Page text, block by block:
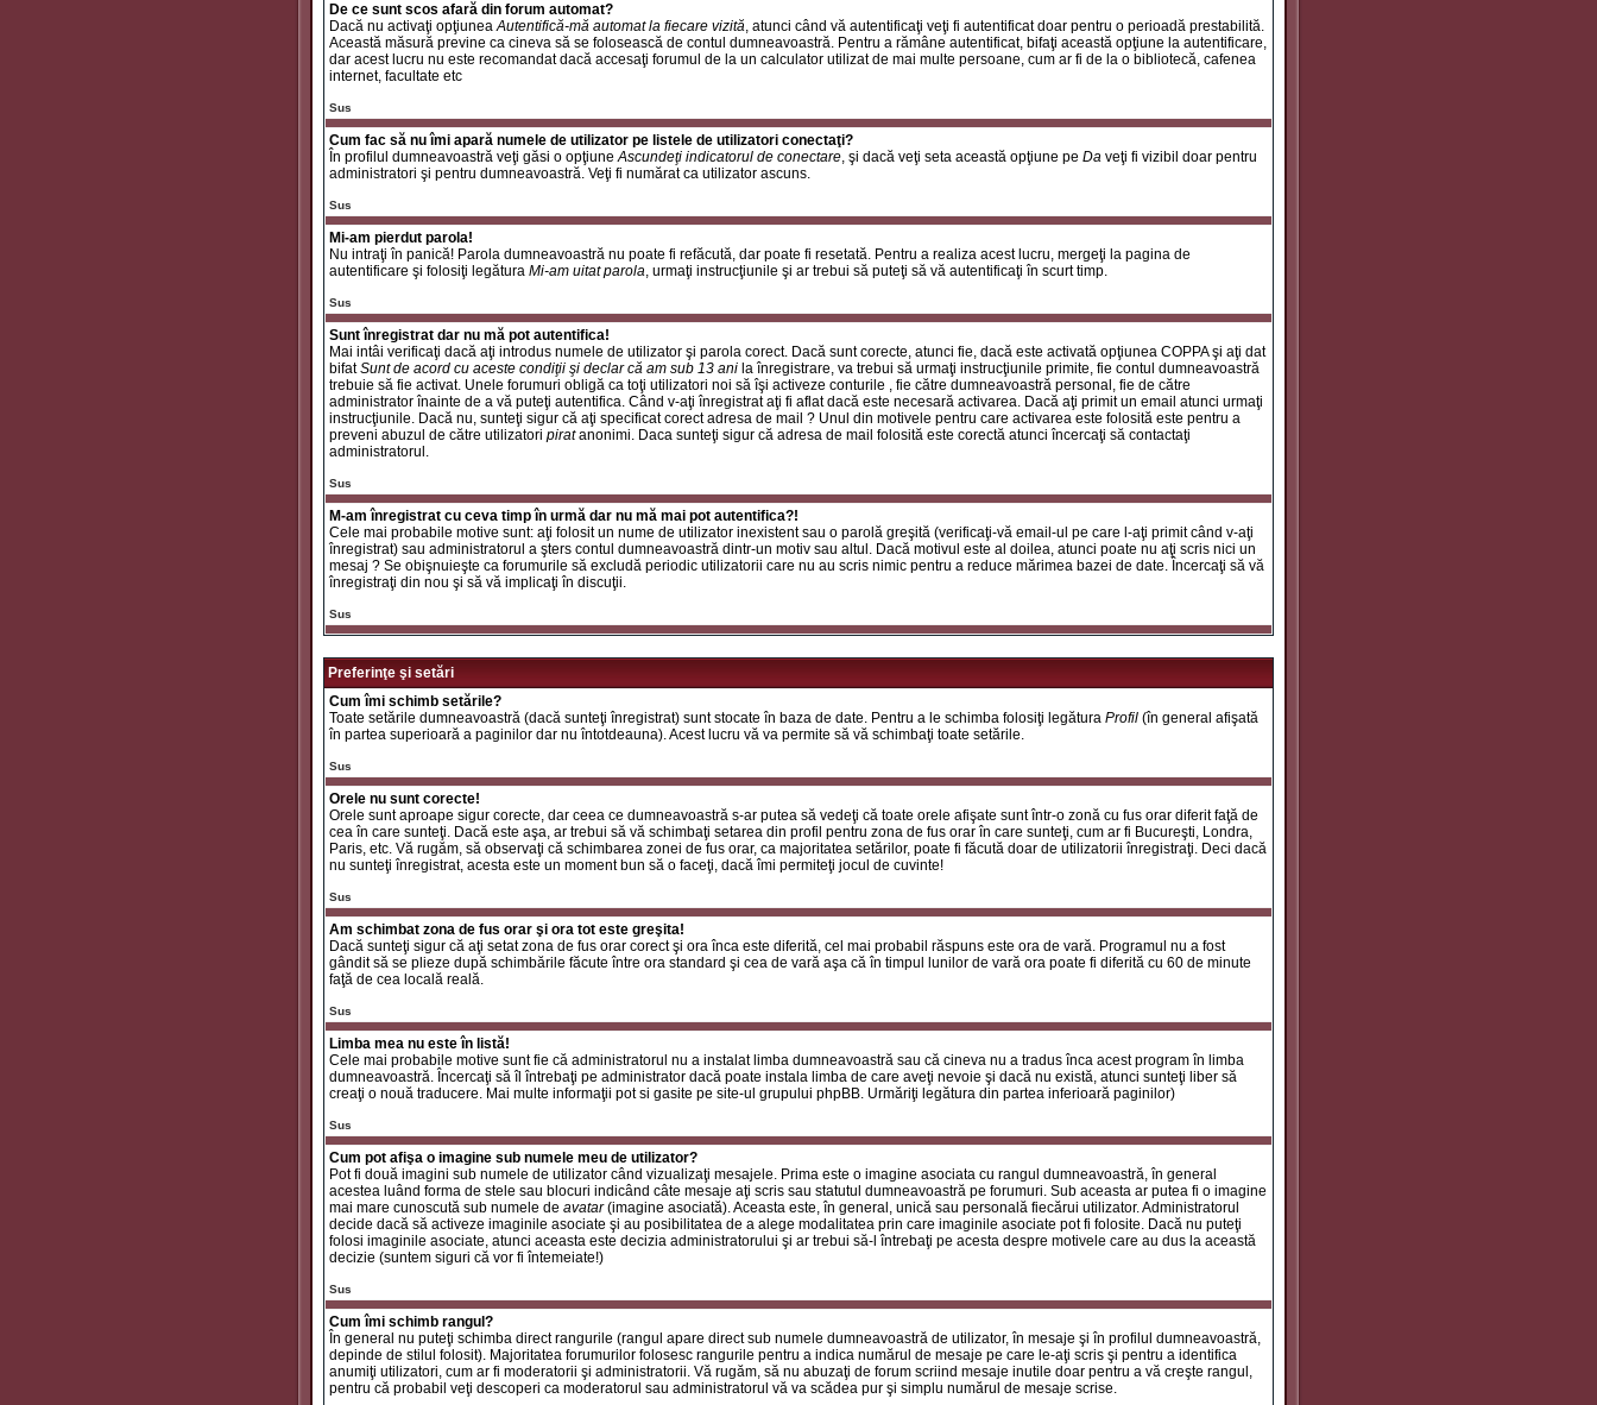
De ce sunt scos afară din forum automat?
Dacă nu activaţi opţiuneaAutentifică-mă automat la fiecare vizită, atunci când vă autentificaţi veţi fi autentificat doar pentru o perioadă prestabilită.
Această măsură previne ca cineva să se folosească de contul dumneavoastră. Pentru a rămâne autentificat, bifaţi această opţiune la autentificare,
dar acest lucru nu este recomandat dacă accesaţi forumul de la un calculator utilizat de mai multe persoane, cum ar fi de la o bibliotecă, cafenea
internet, facultate etc
Sus
Cum fac să nu îmi apară numele de utilizator pe listele de utilizatori conectaţi?
În profilul dumneavoastră veţi găsi o opţiuneAscundeţi indicatorul de conectare, şi dacă veţi seta această opţiune pe Da veţi fi vizibil doar pentru
administratori şi pentru dumneavoastră. Veţi fi numărat ca utilizator ascuns.
Sus
Mi-am pierdut parola!
Nu intraţi în panică! Parola dumneavoastră nu poate fi refăcută, dar poate fi resetată. Pentru a realiza acest lucru, mergeţi la pagina de
autentificare şi folosiţi legătura Mi-am uitat parola, urmaţi instrucţiunile şi ar trebui să puteţi să vă autentificaţi în scurt timp.
Sus
Sunt înregistrat dar nu mă pot autentifica!
Mai intâi verificaţi dacă aţi introdus numele de utilizator şi parola corect. Dacă sunt corecte, atunci fie, dacă este activată opţiunea COPPA şi aţi dat
bifatSunt de acord cu aceste condiţii şi declar că am sub 13 ani la înregistrare, va trebui să urmaţi instrucţiunile primite, fie contul dumneavoastră
trebuie să fie activat. Unele forumuri obligă ca toţi utilizatori noi să îşi activeze conturile , fie către dumneavoastră personal, fie de către
administrator înainte de a vă puteţi autentifica. Când v-aţi înregistrat aţi fi aflat dacă este necesară activarea. Dacă aţi primit un email atunci urmaţi
instrucţiunile. Dacă nu, sunteţi sigur că aţi specificat corect adresa de mail ? Unul din motivele pentru care activarea este folosită este pentru a
preveni abuzul de către utilizatori piratanonimi. Daca sunteţi sigur că adresa de mail folosită este corectă atunci încercaţi să contactaţi
administratorul.
Sus
M-am înregistrat cu ceva timp în urmă dar nu mă mai pot autentifica?!
Cele mai probabile motive sunt: aţi folosit un nume de utilizator inexistent sau o parolă greşită (verificaţi-vă email-ul pe care l-aţi primit când v-aţi
înregistrat) sau administratorul a şters contul dumneavoastră dintr-un motiv sau altul. Dacă motivul este al doilea, atunci poate nu aţi scris nici un
mesaj ? Se obişnuieşte ca forumurile să excludă periodic utilizatorii care nu au scris nimic pentru a reduce mărimea bazei de date. Încercaţi să vă
înregistraţi din nou şi să vă implicaţi în discuţii.
Sus
Preferinţe şi setări
Cum îmi schimb setările?
Toate setările dumneavoastră (dacă sunteţi înregistrat) sunt stocate în baza de date. Pentru a le schimba folosiţi legătura Profil (în general afişată
în partea superioară a paginilor dar nu întotdeauna). Acest lucru vă va permite să vă schimbaţi toate setările.
Sus
Orele nu sunt corecte!
Orele sunt aproape sigur corecte, dar ceea ce dumneavoastră s-ar putea să vedeţi că toate orele afişate sunt într-o zonă cu fus orar diferit faţă de
cea în care sunteţi. Dacă este aşa, ar trebui să vă schimbaţi setarea din profil pentru zona de fus orar în care sunteţi, cum ar fi Bucureşti, Londra,
Paris, etc. Vă rugăm, să observaţi că schimbarea zonei de fus orar, ca majoritatea setărilor, poate fi făcută doar de utilizatorii înregistraţi. Deci dacă
nu sunteţi înregistrat, acesta este un moment bun să o faceţi, dacă îmi permiteţi jocul de cuvinte!
Sus
Am schimbat zona de fus orar şi ora tot este greşita!
Dacă sunteţi sigur că aţi setat zona de fus orar corect şi ora înca este diferită, cel mai probabil răspuns este ora de vară. Programul nu a fost
gândit să se plieze după schimbările făcute între ora standard şi cea de vară aşa că în timpul lunilor de vară ora poate fi diferită cu 60 de minute
faţă de cea locală reală.
Sus
Limba mea nu este în listă!
Cele mai probabile motive sunt fie că administratorul nu a instalat limba dumneavoastră sau că cineva nu a tradus înca acest program în limba
dumneavoastră. Încercaţi să îl întrebaţi pe administrator dacă poate instala limba de care aveţi nevoie şi dacă nu există, atunci sunteţi liber să
creaţi o nouă traducere. Mai multe informaţii pot si gasite pe site-ul grupului phpBB. Urmăriţi legătura din partea inferioară paginilor)
Sus
Cum pot afişa o imagine sub numele meu de utilizator?
Pot fi două imagini sub numele de utilizator când vizualizaţi mesajele. Prima este o imagine asociata cu rangul dumneavoastră, în general
acestea luând forma de stele sau blocuri indicând câte mesaje aţi scris sau statutul dumneavoastră pe forumuri. Sub aceasta ar putea fi o imagine
mai mare cunoscută sub numele de avatar(imagine asociată). Aceasta este, în general, unică sau personală fiecărui utilizator. Administratorul
decide dacă să activeze imaginile asociate şi au posibilitatea de a alege modalitatea prin care imaginile asociate pot fi folosite. Dacă nu puteţi
folosi imaginile asociate, atunci aceasta este decizia administratorului şi ar trebui să-l întrebaţi pe acesta despre motivele care au dus la această
decizie (suntem siguri că vor fi întemeiate!)
Sus
Cum îmi schimb rangul?
În general nu puteţi schimba direct rangurile (rangul apare direct sub numele dumneavoastră de utilizator, în mesaje şi în profilul dumneavoastră,
depinde de stilul folosit). Majoritatea forumurilor folosesc rangurile pentru a indica numărul de mesaje pe care le-aţi scris şi pentru a identifica
anumiţi utilizatori, cum ar fi moderatorii şi administratorii. Vă rugăm, să nu abuzaţi de forum scriind mesaje inutile doar pentru a vă creşte rangul,
pentru că probabil veţi descoperi ca moderatorul sau administratorul vă va scădea pur şi simplu numărul de mesaje scrise.